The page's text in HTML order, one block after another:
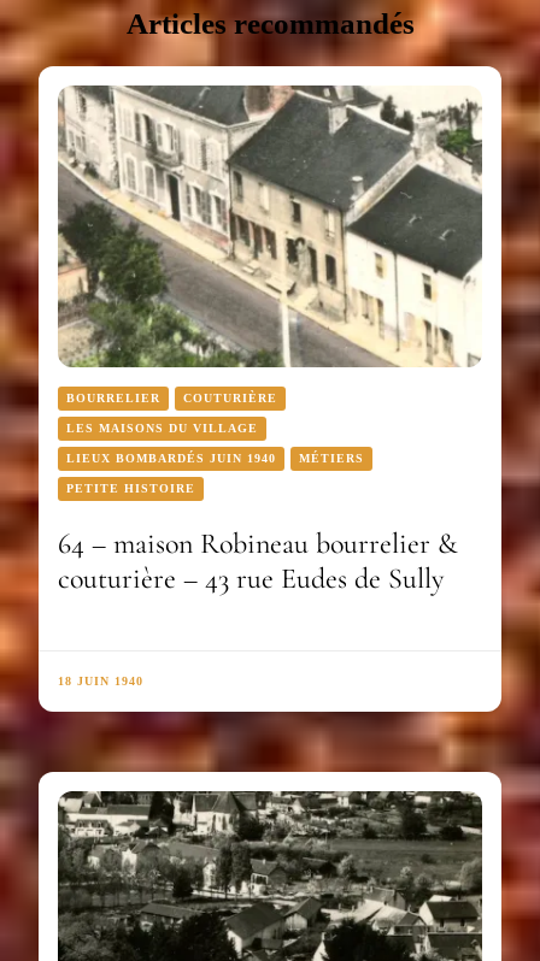
Articles recommandés
BOURRELIER COUTURIÈRE
LES MAISONS DU VILLAGE
LIEUX BOMBARDÉS JUIN 1940 MÉTIERS
PETITE HISTOIRE
64 – maison Robineau bourrelier &
couturière – 43 rue Eudes de Sully
18 JUIN 1940